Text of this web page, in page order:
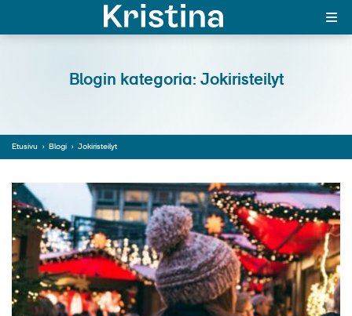
Äkkilähdöt
Suosikit
OTA YHTEYTTÄ
Kohteet
Blogin kategoria: Jokiristeilyt
Etusivu › Blogi › Jokiristeilyt